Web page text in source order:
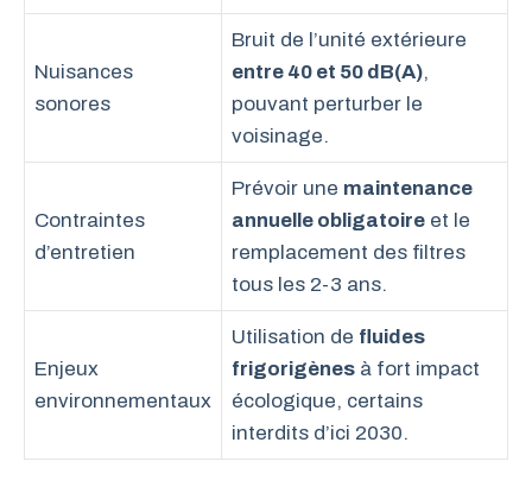
Nuisances
sonores
Bruit de l’unité extérieure
entre 40 et 50 dB(A),
pouvant perturber le
voisinage.
Contraintes
d’entretien
Prévoir une maintenance
annuelle obligatoire et le
remplacement des filtres
tous les 2-3 ans.
Enjeux
environnementaux
Utilisation de fluides
frigorigènes à fort impact
écologique, certains
interdits d’ici 2030.